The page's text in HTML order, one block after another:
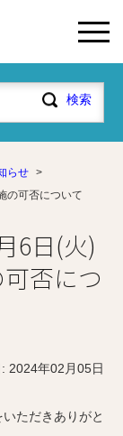
らせ >
の可否について
6日(火)
否につ
2024年02月05日
ただきありがと